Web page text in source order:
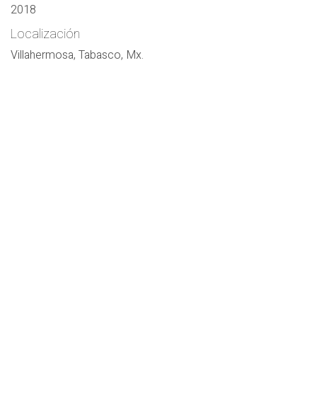
2018
Localización
Villahermosa, Tabasco, Mx.